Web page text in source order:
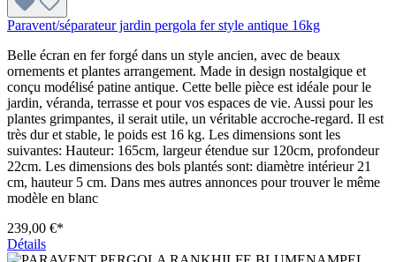
Paravent/séparateur jardin pergola fer style antique 16kg
Belle écran en fer forgé dans un style ancien, avec de beaux
ornements et plantes arrangement. Made in design nostalgique et
conçu modélisé patine antique. Cette belle pièce est idéale pour le
jardin, véranda, terrasse et pour vos espaces de vie. Aussi pour les
plantes grimpantes, il serait utile, un véritable accroche-regard. Il est
très dur et stable, le poids est 16 kg. Les dimensions sont les
suivantes: Hauteur: 165cm, largeur étendue sur 120cm, profondeur
22cm. Les dimensions des bols plantés sont: diamètre intérieur 21
cm, hauteur 5 cm. Dans mes autres annonces pour trouver le même
modèle en blanc
239,00 €*
Détails